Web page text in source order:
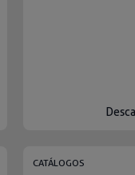
CATÁLOGOS